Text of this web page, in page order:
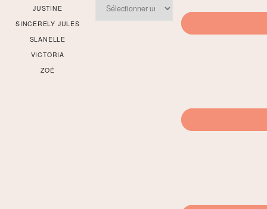
JUSTINE
SINCERELY JULES
SLANELLE
VICTORIA
ZOÉ
Archives